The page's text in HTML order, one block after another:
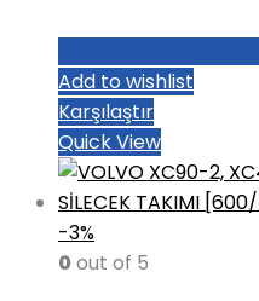
Add to wishlist
Karşılaştır
Quick View
-3%
0 out of 5